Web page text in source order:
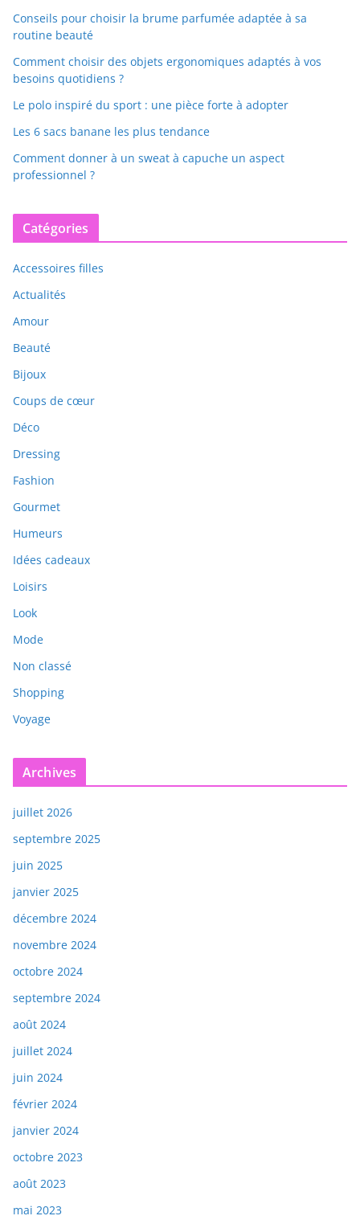
Conseils pour choisir la brume parfumée adaptée à sa
routine beauté
Comment choisir des objets ergonomiques adaptés à vos
besoins quotidiens ?
Le polo inspiré du sport : une pièce forte à adopter
Les 6 sacs banane les plus tendance
Comment donner à un sweat à capuche un aspect
professionnel ?
Catégories
Accessoires filles
Actualités
Amour
Beauté
Bijoux
Coups de cœur
Déco
Dressing
Fashion
Gourmet
Humeurs
Idées cadeaux
Loisirs
Look
Mode
Non classé
Shopping
Voyage
Archives
juillet 2026
septembre 2025
juin 2025
janvier 2025
décembre 2024
novembre 2024
octobre 2024
septembre 2024
août 2024
juillet 2024
juin 2024
février 2024
janvier 2024
octobre 2023
août 2023
mai 2023